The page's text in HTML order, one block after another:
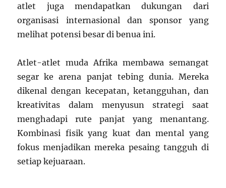
atlet juga mendapatkan dukungan dari
organisasi internasional dan sponsor yang
melihat potensi besar di benua ini.
Atlet-atlet muda Afrika membawa semangat
segar ke arena panjat tebing dunia. Mereka
dikenal dengan kecepatan, ketangguhan, dan
kreativitas dalam menyusun strategi saat
menghadapi rute panjat yang menantang.
Kombinasi fisik yang kuat dan mental yang
fokus menjadikan mereka pesaing tangguh di
setiap kejuaraan.